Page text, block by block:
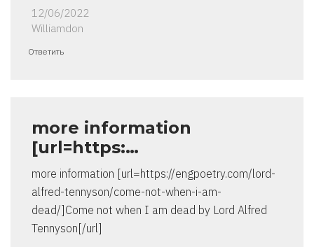
12/06/2022
Williamdon
Ответить
more information
[url=https:…
more information [url=https://engpoetry.com/lord-
alfred-tennyson/come-not-when-i-am-
dead/]Come not when I am dead by Lord Alfred
Tennyson[/url]